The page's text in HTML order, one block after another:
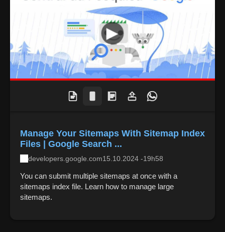
Manage Your Sitemaps With Sitemap Index
Files | Google Search ...
developers.google.com15.10.2024 -19h58
You can submit multiple sitemaps at once with a
sitemaps index file. Learn how to manage large
sitemaps.